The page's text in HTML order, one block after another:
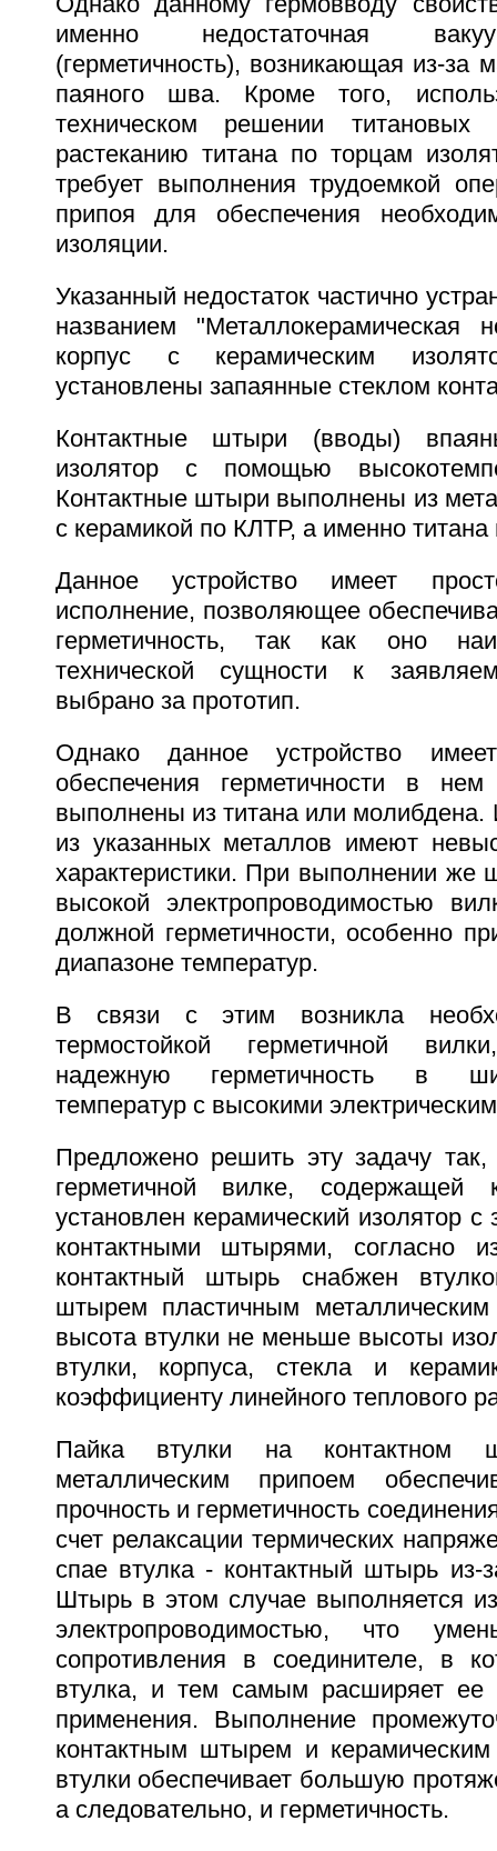
именно недостаточная
(герметичность), возникающая из-за
паяного шва. Кроме того,
техническом решении
растеканию титана по торцам
требует выполнения трудоемкой
припоя для обеспечения
изоляции.
Указанный недостаток частично
названием "Металлокерамическая
корпус с керамическим
установлены запаянные стеклом
Контактные штыри (вводы)
изолятор с помощью
Контактные штыри выполнены из
с керамикой по КЛТР, а именно
Данное устройство имеет
исполнение, позволяющее
герметичность, так как оно
технической сущности к
выбрано за прототип.
Однако данное устройство
обеспечения герметичности в
выполнены из титана или молибдена.
из указанных металлов имеют
характеристики. При выполнении же
высокой электропроводимостью
должной герметичности, особенно
диапазоне температур.
В связи с этим возникла
термостойкой герметичной
надежную герметичность в
температур с высокими
Предложено решить эту задачу так,
герметичной вилке, содержащей
установлен керамический изолятор
контактными штырями, согласно
контактный штырь снабжен
штырем пластичным
высота втулки не меньше высоты
втулки, корпуса, стекла и
коэффициенту линейного теплового
Пайка втулки на контактном
металлическим припоем
прочность и герметичность
счет релаксации термических
спае втулка - контактный штырь из-
Штырь в этом случае выполняется
электропроводимостью, что
сопротивления в соединителе, в
втулка, и тем самым расширяет ее
применения. Выполнение
контактным штырем и
втулки обеспечивает большую
а следовательно, и герметичность.